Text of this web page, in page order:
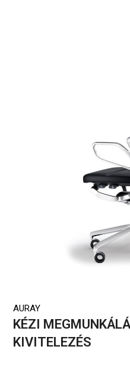
AURAY
KÉZI
KIVITELEZÉS